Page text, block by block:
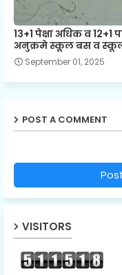
13+1 पेक्षा अधिक व
अनुक्रमे स्कूल बस व स्कूल
September 01, 2025
POST A COMMENT
VISITORS